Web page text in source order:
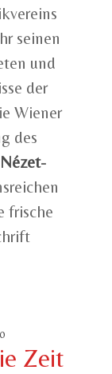
seinen
und
der
Wiener
des
frische
Zeit